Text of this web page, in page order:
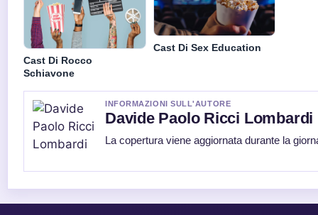
Cast Di Rocco
Schiavone
Cast Di Sex Education
INFORMAZIONI SULL'AUTORE
Davide Paolo Ricci Lombardi
La copertura viene aggiornata durante la